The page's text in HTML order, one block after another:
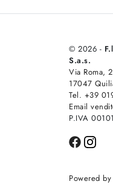
© 2026 -
S.a.s.
Via Roma,
17047
Tel. +39
Email
P.IVA
Powered by